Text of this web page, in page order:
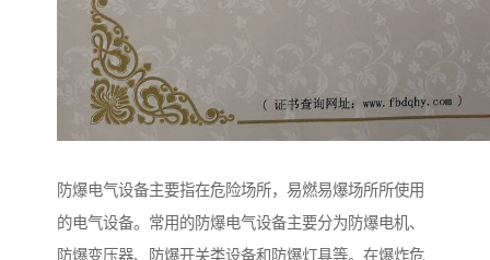
防爆电气设备主要指在危险场所，易燃易爆场所所使用
的电气设备。常用的防爆电气设备主要分为防爆电机、
防爆变压器、防爆开关类设备和防爆灯具等。在爆炸危